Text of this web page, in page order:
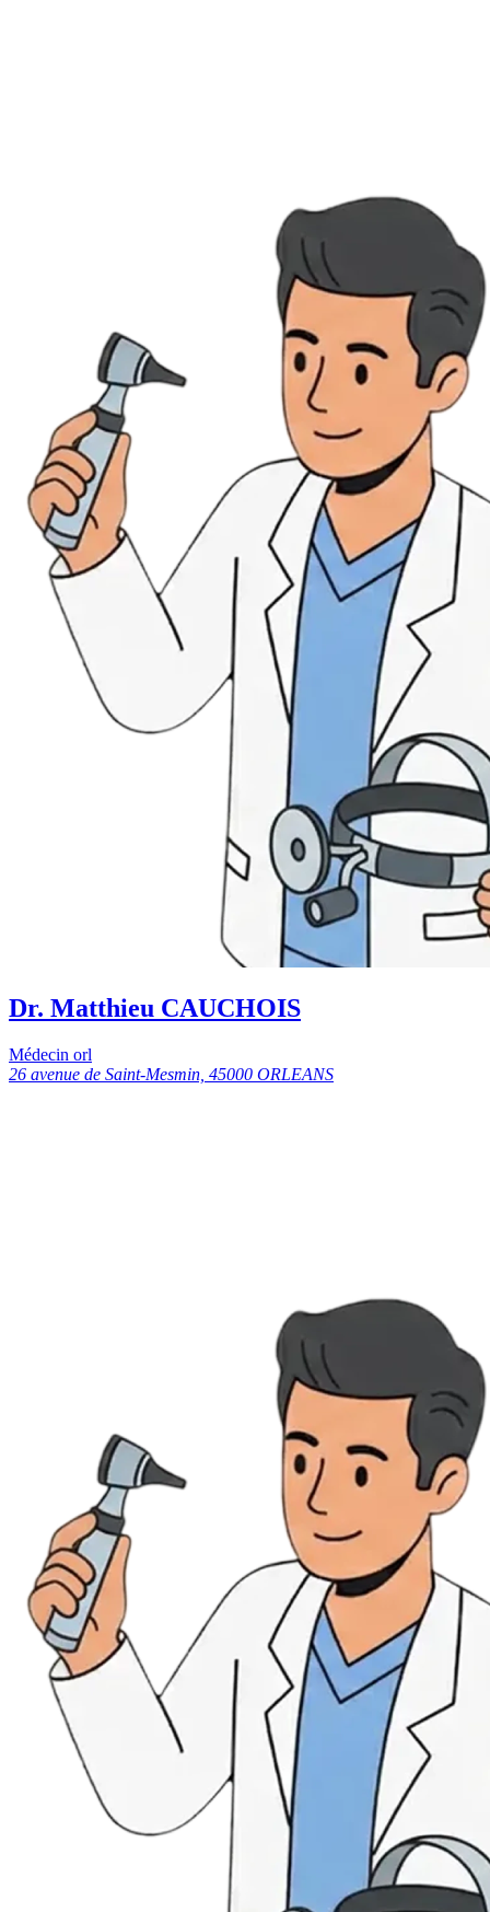
Dr. Matthieu CAUCHOIS
Médecin orl
26 avenue de Saint-Mesmin, 45000 ORLEANS